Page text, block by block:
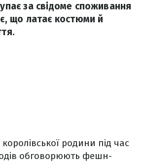
за свідоме споживання
що латає костюми й
родини під час
обговорюють фешн-